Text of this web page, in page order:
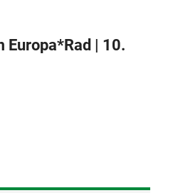
Europa*Rad | 10.